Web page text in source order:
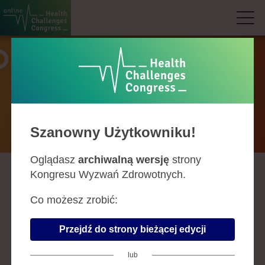
Prelegenci
B C D F G H J K L Ł
JOLANTA MROCHEM-
KWARCIAK
Zakład Analityki i Biochemii
Szanowny Użytkowniku!
Oglądasz archiwalną wersję strony
Kongresu Wyzwań Zdrowotnych.
Co możesz zrobić:
Przejdź do strony bieżącej edycji
lub